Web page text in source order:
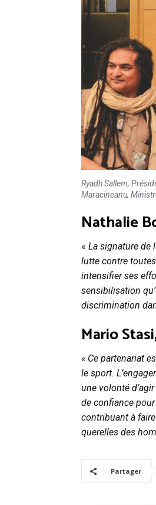
Ryadh Sallem,
Maracineanu,
Nathalie
« La signature de
lutte contre
intensifier ses
sensibilisation
discrimination
Mario
« Ce partenariat
le sport.
une volonté
de confiance
contribuant à
querelles des
Partager